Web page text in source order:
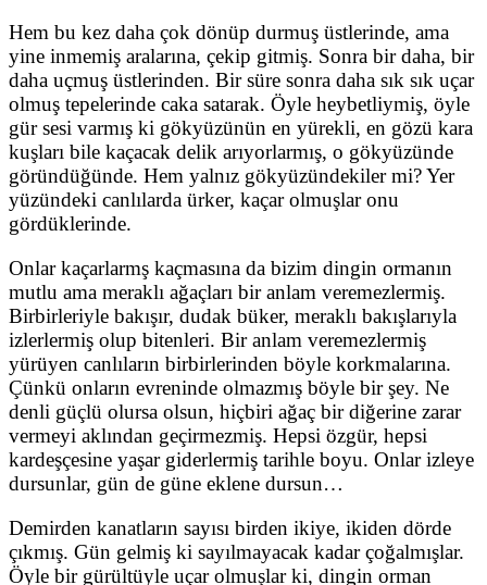
Hem bu kez daha çok dönüp durmuş üstlerinde, ama
yine inmemiş aralarına, çekip gitmiş. Sonra bir daha, bir
daha uçmuş üstlerinden. Bir süre sonra daha sık sık uçar
olmuş tepelerinde caka satarak. Öyle heybetliymiş, öyle
gür sesi varmış ki gökyüzünün en yürekli, en gözü kara
kuşları bile kaçacak delik arıyorlarmış, o gökyüzünde
göründüğünde. Hem yalnız gökyüzündekiler mi? Yer
yüzündeki canlılarda ürker, kaçar olmuşlar onu
gördüklerinde.
Onlar kaçarlarmş kaçmasına da bizim dingin ormanın
mutlu ama meraklı ağaçları bir anlam veremezlermiş.
Birbirleriyle bakışır, dudak büker, meraklı bakışlarıyla
izlerlermiş olup bitenleri. Bir anlam veremezlermiş
yürüyen canlıların birbirlerinden böyle korkmalarına.
Çünkü onların evreninde olmazmış böyle bir şey. Ne
denli güçlü olursa olsun, hiçbiri ağaç bir diğerine zarar
vermeyi aklından geçirmezmiş. Hepsi özgür, hepsi
kardeşçesine yaşar giderlermiş tarihle boyu. Onlar izleye
dursunlar, gün de güne eklene dursun…
Demirden kanatların sayısı birden ikiye, ikiden dörde
çıkmış. Gün gelmiş ki sayılmayacak kadar çoğalmışlar.
Öyle bir gürültüyle uçar olmuşlar ki, dingin orman